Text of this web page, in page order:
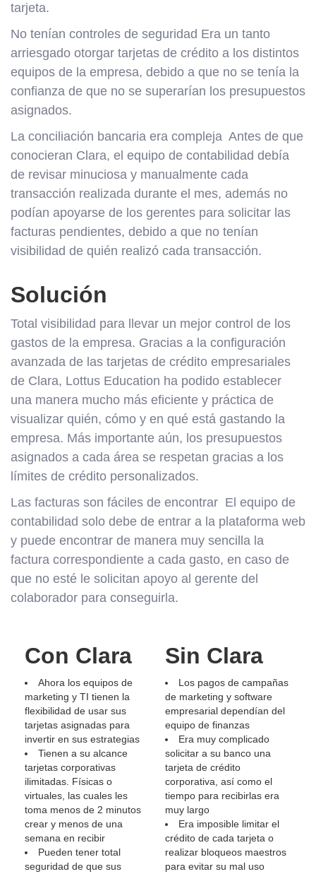
tarjeta.
No tenían controles de seguridad Era un tanto
arriesgado otorgar tarjetas de crédito a los distintos
equipos de la empresa, debido a que no se tenía la
confianza de que no se superarían los presupuestos
asignados.
La conciliación bancaria era compleja Antes de que
conocieran Clara, el equipo de contabilidad debía
de revisar minuciosa y manualmente cada
transacción realizada durante el mes, además no
podían apoyarse de los gerentes para solicitar las
facturas pendientes, debido a que no tenían
visibilidad de quién realizó cada transacción.
Solución
Total visibilidad para llevar un mejor control de los
gastos de la empresa. Gracias a la configuración
avanzada de las tarjetas de crédito empresariales
de Clara, Lottus Education ha podido establecer
una manera mucho más eficiente y práctica de
visualizar quién, cómo y en qué está gastando la
empresa. Más importante aún, los presupuestos
asignados a cada área se respetan gracias a los
límites de crédito personalizados.
Las facturas son fáciles de encontrar El equipo de
contabilidad solo debe de entrar a la plataforma web
y puede encontrar de manera muy sencilla la
factura correspondiente a cada gasto, en caso de
que no esté le solicitan apoyo al gerente del
colaborador para conseguirla.
Con Clara
Ahora los equipos de
marketing y TI tienen la
flexibilidad de usar sus
tarjetas asignadas para
invertir en sus estrategias
Tienen a su alcance
tarjetas corporativas
ilimitadas. Físicas o
virtuales, las cuales les
toma menos de 2 minutos
crear y menos de una
semana en recibir
Pueden tener total
seguridad de que sus
Sin Clara
Los pagos de campañas
de marketing y software
empresarial dependían del
equipo de finanzas
Era muy complicado
solicitar a su banco una
tarjeta de crédito
corporativa, así como el
tiempo para recibirlas era
muy largo
Era imposible limitar el
crédito de cada tarjeta o
realizar bloqueos maestros
para evitar su mal uso